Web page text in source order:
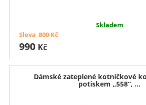
Skladem
990 Kč
Sleva 800 Kč
Dámské zateplené kotníčkové
potiskem „558“, ...